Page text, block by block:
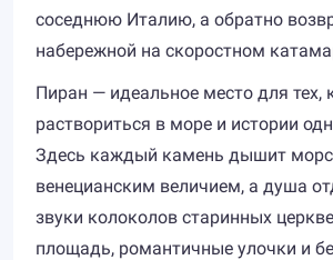
соседнюю Италию, а обратно
набережной на скоростном
Пиран — идеальное место для тех,
раствориться в море и истории
Здесь каждый камень дышит
венецианским величием, а душа
звуки колоколов старинных
площадь, романтичные улочки и